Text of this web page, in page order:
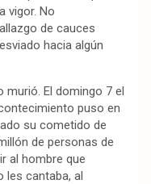
vigor. No
de cauces
hacia algún
murió. El domingo 7 el
puso en
su cometido de
de personas de
al hombre que
les cantaba, al